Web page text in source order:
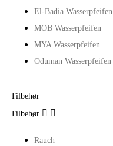
El-Badia Wasserpfeifen
MOB Wasserpfeifen
MYA Wasserpfeifen
Oduman Wasserpfeifen
Tilbehør
Tilbehør  
Rauch